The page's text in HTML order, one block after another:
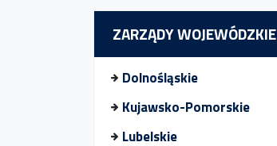
ZARZĄDY WOJEWÓDZKIE
Dolnośląskie
Kujawsko-Pomorskie
Lubelskie